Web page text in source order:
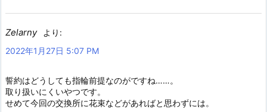
Zelarny
より:
2022年1月27日 5:07 PM
誓約はどうしても指輪前提なのがですね……。
取り扱いにくいやつです。
せめて今回の交換所に花束などがあればと思わずには。